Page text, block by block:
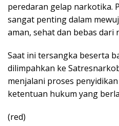
peredaran gelap narkotika.
sangat penting dalam
aman, sehat dan bebas dari
Saat ini tersangka beserta
dilimpahkan ke
menjalani proses
ketentuan hukum yang
(red)